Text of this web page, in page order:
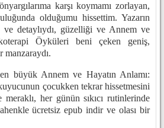
karşı koymamı zorlayan,
olduğumu hissettim. Yazarın
ve detaylıydı, güzelliği ve Annem ve
Öyküleri beni çeken geniş,
büyük Annem ve Hayatın Anlamı:
çocukken tekrar hissetmesini
her günün sıkıcı rutinlerinde
ücretsiz epub indir ve olası bir